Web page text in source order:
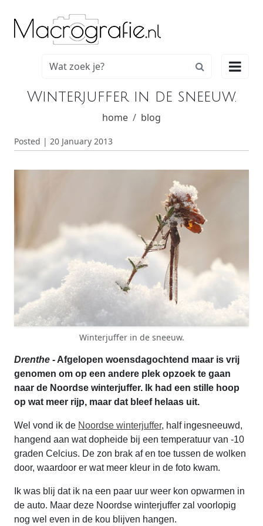

Winterjuffer in de sneeuw.
home blog
Posted | 20 January 2013
Winterjuffer in de sneeuw.
Drenthe - Afgelopen woensdagochtend maar is vrij
genomen om op een andere plek opzoek te gaan
naar de Noordse winterjuffer. Ik had een stille hoop
op wat meer rijp, maar dat bleef helaas uit.
Wel vond ik de Noordse winterjuffer, half ingesneeuwd,
hangend aan wat dopheide bij een temperatuur van -10
graden Celcius. De zon brak af en toe tussen de wolken
door, waardoor er wat meer kleur in de foto kwam.
Ik was blij dat ik na een paar uur weer kon opwarmen in
de auto. Maar deze Noordse winterjuffer zal voorlopig
nog wel even in de kou blijven hangen.